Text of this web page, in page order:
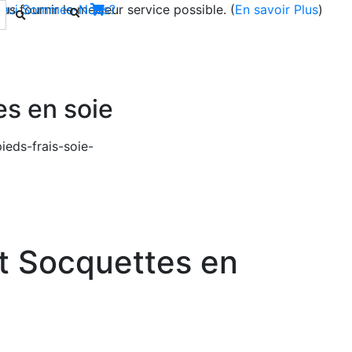
fournir le meilleur service possible. (En savoir Plus)
Qui Sommes-Nous?
en soie
Socquettes en